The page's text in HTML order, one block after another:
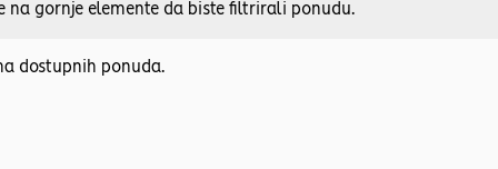
na gornje elemente da biste filtrirali ponudu.
dostupnih ponuda.